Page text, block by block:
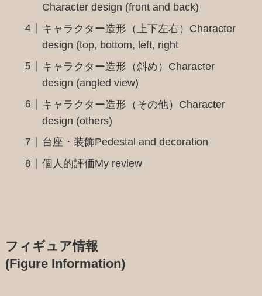
Character design (front and back)
キャラクター造形（上下左右）Character
design (top, bottom, left, right
キャラクター造形（斜め）Character
design (angled view)
キャラクター造形（その他）Character
design (others)
台座・装飾Pedestal and decoration
個人的評価My review
フィギュア情報
(Figure Information)